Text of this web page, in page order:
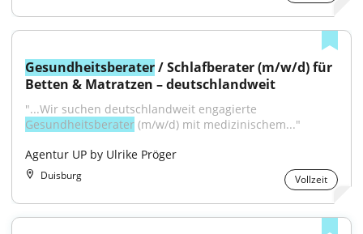
Gesundheitsberater / Schlafberater (m/w/d) für
Betten & Matratzen – deutschlandweit
Gesundheitsberater (m/w/d) mit medizinischem..."
Agentur UP by Ulrike Pröger
Duisburg Vollzeit